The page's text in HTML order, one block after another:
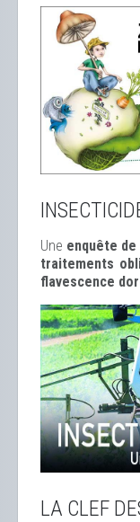
Une enquête de
traitements
flavescence
LA CLEF